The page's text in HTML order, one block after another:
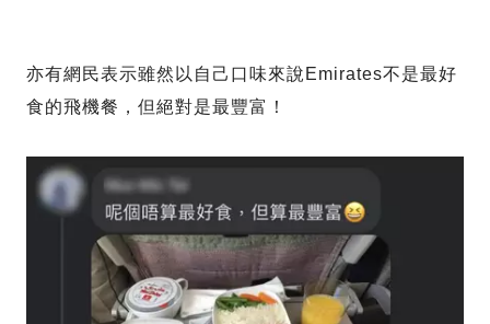
亦有網民表示雖然以自己口味來說Emirates不是最好
食的飛機餐，但絕對是最豐富！